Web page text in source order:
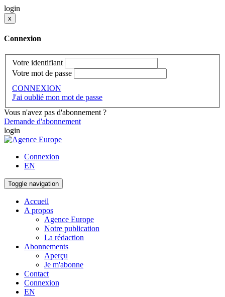
login
x
Connexion
Votre identifiant
Votre mot de passe
CONNEXION
J'ai oublié mon mot de passe
Vous n'avez pas d'abonnement ?
Demande d'abonnement
login
Connexion
EN
Toggle navigation
Accueil
A propos
Agence Europe
Notre publication
La rédaction
Abonnements
Aperçu
Je m'abonne
Contact
Connexion
EN